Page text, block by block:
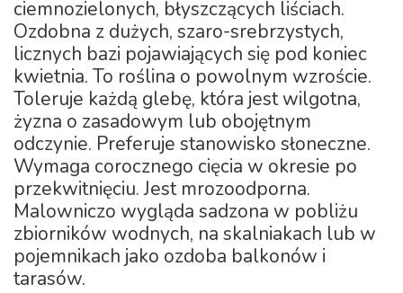
ciemnozielonych, błyszczących liściach.
Ozdobna z dużych, szaro-srebrzystych,
licznych bazi pojawiających się pod koniec
kwietnia. To roślina o powolnym wzroście.
Toleruje każdą glebę, która jest wilgotna,
żyzna o zasadowym lub obojętnym
odczynie. Preferuje stanowisko słoneczne.
Wymaga corocznego cięcia w okresie po
przekwitnięciu. Jest mrozoodporna.
Malowniczo wygląda sadzona w pobliżu
zbiorników wodnych, na skalniakach lub w
pojemnikach jako ozdoba balkonów i
tarasów.